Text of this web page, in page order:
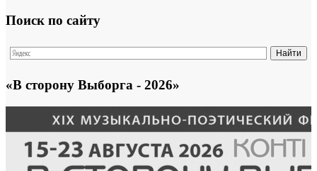
Поиск по сайту
«В сторону Выборга - 2026»